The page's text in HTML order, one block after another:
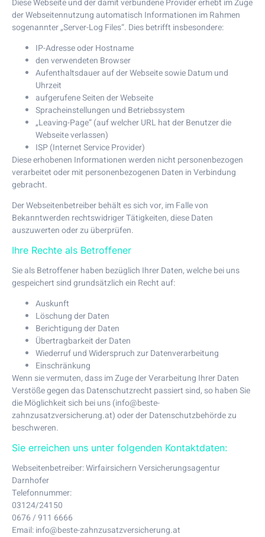
der Webseitennutzung automatisch Informationen im Rahmen
sogenannter „Server-Log Files“. Dies betrifft insbesondere:
IP-Adresse oder Hostname
den verwendeten Browser
Aufenthaltsdauer auf der Webseite sowie Datum und
Uhrzeit
aufgerufene Seiten der Webseite
Spracheinstellungen und Betriebssystem
„Leaving-Page“ (auf welcher URL hat der Benutzer die
Webseite verlassen)
ISP (Internet Service Provider)
Diese erhobenen Informationen werden nicht personenbezogen
verarbeitet oder mit personenbezogenen Daten in Verbindung
gebracht.
Der Webseitenbetreiber behält es sich vor, im Falle von
Bekanntwerden rechtswidriger Tätigkeiten, diese Daten
auszuwerten oder zu überprüfen.
Ihre Rechte als Betroffener
Sie als Betroffener haben bezüglich Ihrer Daten, welche bei uns
gespeichert sind grundsätzlich ein Recht auf:
Auskunft
Löschung der Daten
Berichtigung der Daten
Übertragbarkeit der Daten
Wiederruf und Widerspruch zur Datenverarbeitung
Einschränkung
Wenn sie vermuten, dass im Zuge der Verarbeitung Ihrer Daten
Verstöße gegen das Datenschutzrecht passiert sind, so haben Sie
die Möglichkeit sich bei uns (info@beste-
zahnzusatzversicherung.at) oder der Datenschutzbehörde zu
beschweren.
Sie erreichen uns unter folgenden Kontaktdaten:
Webseitenbetreiber:Wirfairsichern Versicherungsagentur
Darnhofer
Telefonnummer:
03124/24150
0676 / 911 6666
Email:info@beste-zahnzusatzversicherung.at